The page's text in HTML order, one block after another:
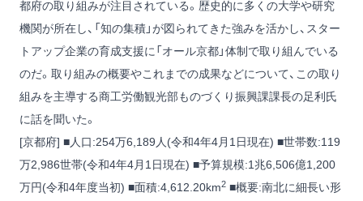
都府の取り組みが注目されている。歴史的に多くの大学や研究
機関が所在し、「知の集積」が図られてきた強みを活かし、スター
トアップ企業の育成支援に「オール京都」体制で取り組んでいる
のだ。取り組みの概要やこれまでの成果などについて、この取り
組みを主導する商工労働観光部ものづくり振興課課長の足利氏
に話を聞いた。
[京都府] ■人口:254万6,189人(令和4年4月1日現在) ■世帯数:119
万2,986世帯(令和4年4月1日現在) ■予算規模:1兆6,506億1,200
万円(令和4年度当初) ■面積:4,612.20km2 ■概要:南北に細長い形